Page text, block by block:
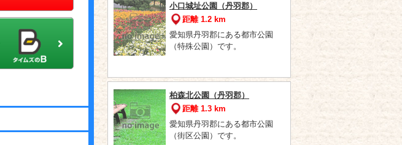
小口城址公園（丹羽郡）
距離 1.2 km
愛知県丹羽郡にある都市公園
（特殊公園）です。
柏森北公園（丹羽郡）
距離 1.3 km
愛知県丹羽郡にある都市公園
（街区公園）です。